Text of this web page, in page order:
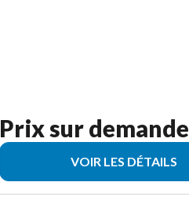
Prix sur demande
VOIR LES DÉTAILS